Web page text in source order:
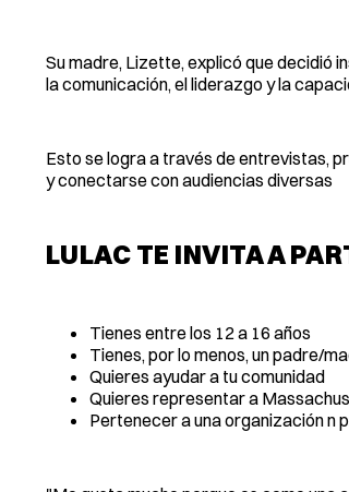
Su madre, Lizette, explicó que decidió
la comunicación, el liderazgo y la
Esto se logra a través de entrevistas,
y conectarse con audiencias diversas
LULAC TE INVITA A
Tienes entre los 12 a 16 años
Tienes, por lo menos, un padre/
Quieres ayudar a tu comunidad
Quieres representar a
Pertenecer a una organización n